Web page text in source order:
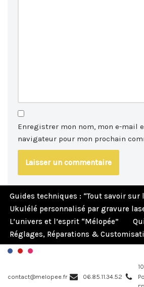
Enregistrer mon nom, mon e-mail
navigateur pour mon prochain
Guides techniques : “Tout savoir sur
Ukulélé personnalisé par gravure
L’univers et l’esprit “Mélopée”
Réglages, Réparations &
contact@melopee.fr 06.85.11.34.52